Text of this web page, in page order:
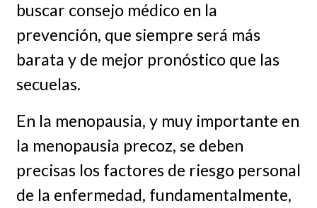
buscar consejo médico en la
prevención, que siempre será más
barata y de mejor pronóstico que las
secuelas.
En la menopausia, y muy importante en
la menopausia precoz, se deben
precisas los factores de riesgo personal
de la enfermedad, fundamentalmente,